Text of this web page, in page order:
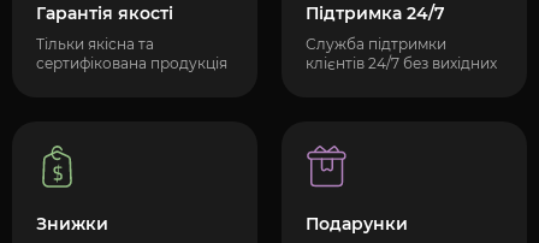
Гарантія якості
Тільки якісна та
сертифікована продукція
Підтримка 24/7
Служба підтримки
клієнтів 24/7 без вихідних
Знижки Подарунки